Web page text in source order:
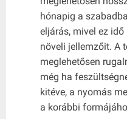
hónapig a
eljárás, mivel ez
növeli jellemzőit. A
meglehetősen
még ha
kitéve, a nyomás
a korábbi